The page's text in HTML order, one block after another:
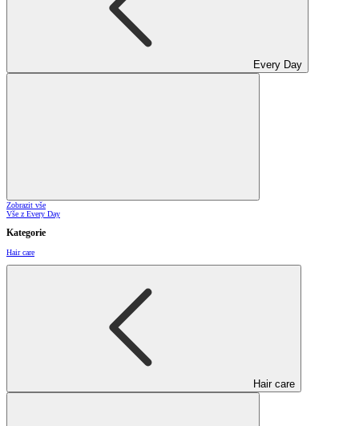
Every Day
Zobrazit vše
Vše z Every Day
Kategorie
Hair care
Hair care